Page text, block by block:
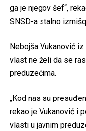
ga je njegov šef“,
SNSD-a stalno
Nebojša Vukanović
vlast ne želi da se
preduzećima.
„Kod nas su
rekao je Vukanović i
vlasti u javnim